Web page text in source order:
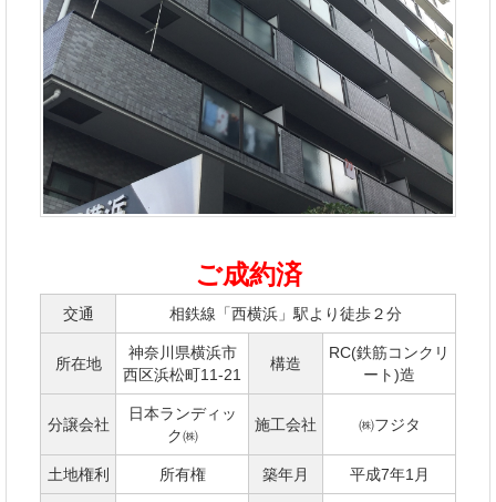
ご成約済
交通 相鉄線「西横浜」駅より徒歩２分
所在地
神奈川県横浜市
西区浜松町11-21
構造
RC(鉄筋コンクリ
ート)造
分譲会社
日本ランディッ
ク㈱
施工会社 ㈱フジタ
土地権利 所有権 築年月 平成7年1月